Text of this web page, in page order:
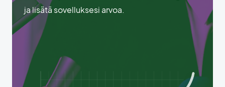
ja lisätä sovelluksesi arvoa.